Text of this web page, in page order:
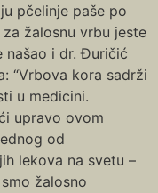
pčelinje paše po
žalosnu vrbu jeste
našao i dr. Đuričić
“Vrbova kora sadrži
u medicini.
upravo ovom
od
lekova na svetu –
žalosno